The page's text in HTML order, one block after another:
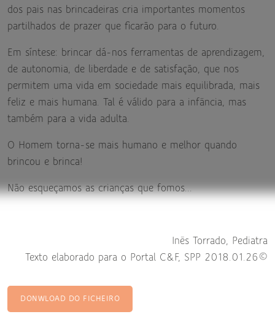
dos pais nas brincadeiras cria importantes momentos
partilhados de prazer que ficarão para o futuro.
Em síntese: brincar dá-nos ferramentas de aprendizagem,
de autonomia, de liberdade e de satisfação, que nos
permitem uma vida em sociedade mais equilibrada, mais
feliz e mais humana. Tal é válido para a infância, mas
também para a vida adulta.
O Homem torna-se mais humano e melhor quando
brincou e brinca!
Não esqueçamos as crianças que fomos...
Inês Torrado, Pediatra
Texto elaborado para o Portal C&F, SPP 2018.01.26©
DONWLOAD DO FICHEIRO